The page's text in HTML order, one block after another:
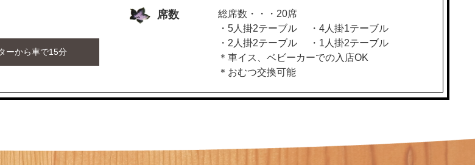
席数
総席数・・・20席
・5人掛2テーブル ・4人掛1テーブル
・2人掛2テーブル ・1人掛2テーブル
＊車イス、ベビーカーでの入店OK
＊おむつ交換可能
ーから車で15分